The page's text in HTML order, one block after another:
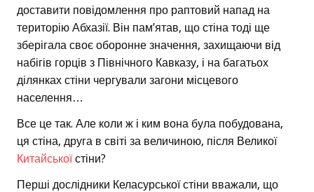
доставити повідомлення про раптовий напад на
територію Абхазії. Він пам’ятав, що стіна тоді ще
зберігала своє оборонне значення, захищаючи від
набігів горців з Північного Кавказу, і на багатьох
ділянках стіни чергували загони місцевого
населення…
Все це так. Але коли ж і ким вона була побудована,
ця стіна, друга в світі за величиною, після Великої
Китайськоїстіни?
Перші дослідники Келасурської стіни вважали, що